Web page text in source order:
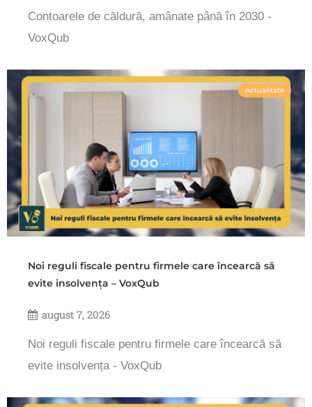
Contoarele de căldură, amânate până în 2030 -
VoxQub
Actualitate
Noi reguli fiscale pentru firmele care încearcă să
evite insolvența – VoxQub
august 7, 2026
Noi reguli fiscale pentru firmele care încearcă să
evite insolvența - VoxQub